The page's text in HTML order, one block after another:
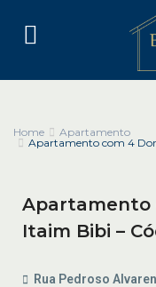
Home
Apartamento
Apartamento com 4
Apartamento
Itaim Bibi –
Rua Pedroso